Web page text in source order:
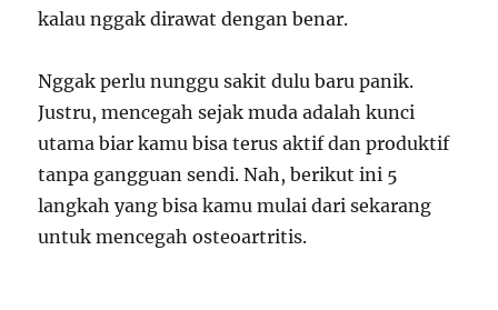
kalau nggak dirawat dengan benar.
Nggak perlu nunggu sakit dulu baru panik.
Justru, mencegah sejak muda adalah kunci
utama biar kamu bisa terus aktif dan produktif
tanpa gangguan sendi. Nah, berikut ini 5
langkah yang bisa kamu mulai dari sekarang
untuk mencegah osteoartritis.